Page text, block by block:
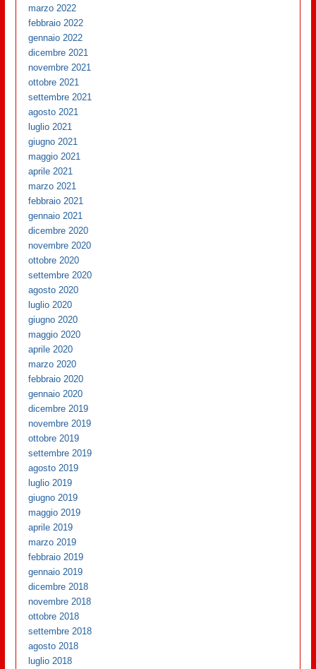
marzo 2022
febbraio 2022
gennaio 2022
dicembre 2021
novembre 2021
ottobre 2021
settembre 2021
agosto 2021
luglio 2021
giugno 2021
maggio 2021
aprile 2021
marzo 2021
febbraio 2021
gennaio 2021
dicembre 2020
novembre 2020
ottobre 2020
settembre 2020
agosto 2020
luglio 2020
giugno 2020
maggio 2020
aprile 2020
marzo 2020
febbraio 2020
gennaio 2020
dicembre 2019
novembre 2019
ottobre 2019
settembre 2019
agosto 2019
luglio 2019
giugno 2019
maggio 2019
aprile 2019
marzo 2019
febbraio 2019
gennaio 2019
dicembre 2018
novembre 2018
ottobre 2018
settembre 2018
agosto 2018
luglio 2018